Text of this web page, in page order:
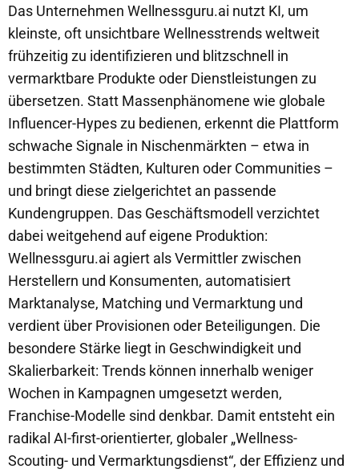
Das Unternehmen Wellnessguru.ai nutzt KI, um
kleinste, oft unsichtbare Wellnesstrends weltweit
frühzeitig zu identifizieren und blitzschnell in
vermarktbare Produkte oder Dienstleistungen zu
übersetzen. Statt Massenphänomene wie globale
Influencer-Hypes zu bedienen, erkennt die Plattform
schwache Signale in Nischenmärkten – etwa in
bestimmten Städten, Kulturen oder Communities –
und bringt diese zielgerichtet an passende
Kundengruppen. Das Geschäftsmodell verzichtet
dabei weitgehend auf eigene Produktion:
Wellnessguru.ai agiert als Vermittler zwischen
Herstellern und Konsumenten, automatisiert
Marktanalyse, Matching und Vermarktung und
verdient über Provisionen oder Beteiligungen. Die
besondere Stärke liegt in Geschwindigkeit und
Skalierbarkeit: Trends können innerhalb weniger
Wochen in Kampagnen umgesetzt werden,
Franchise-Modelle sind denkbar. Damit entsteht ein
radikal AI-first-orientierter, globaler „Wellness-
Scouting- und Vermarktungsdienst“, der Effizienz und